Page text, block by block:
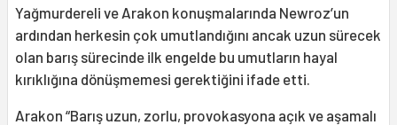
Yağmurdereli ve Arakon konuşmalarında Newroz’un
ardından herkesin çok umutlandığını ancak uzun sürecek
olan barış sürecinde ilk engelde bu umutların hayal
kırıklığına dönüşmemesi gerektiğini ifade etti.
Arakon “Barış uzun, zorlu, provokasyona açık ve aşamalı